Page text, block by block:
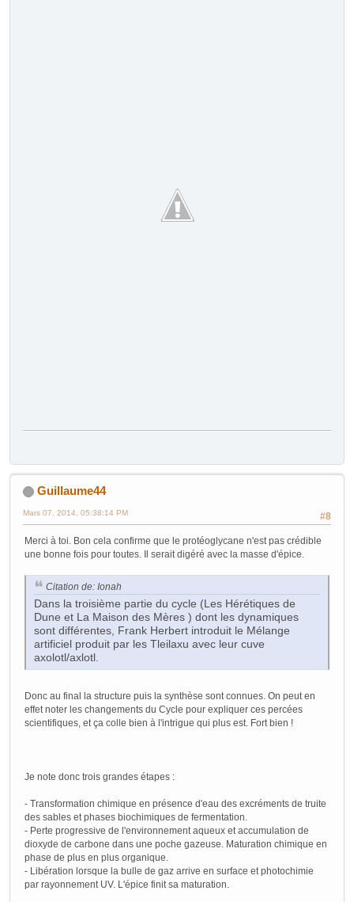
Guillaume44
#8
Mars 07, 2014, 05:38:14 PM
Merci à toi. Bon cela confirme que le protéoglycane n'est pas crédible
une bonne fois pour toutes. Il serait digéré avec la masse d'épice.
Citation de: Ionah
Dans la troisième partie du cycle (Les Hérétiques de
Dune et La Maison des Mères ) dont les dynamiques
sont différentes, Frank Herbert introduit le Mélange
artificiel produit par les Tleilaxu avec leur cuve
axolotl/axlotl.
Donc au final la structure puis la synthèse sont connues. On peut en
effet noter les changements du Cycle pour expliquer ces percées
scientifiques, et ça colle bien à l'intrigue qui plus est. Fort bien !
Je note donc trois grandes étapes :
- Transformation chimique en présence d'eau des excréments de truite
des sables et phases biochimiques de fermentation.
- Perte progressive de l'environnement aqueux et accumulation de
dioxyde de carbone dans une poche gazeuse. Maturation chimique en
phase de plus en plus organique.
- Libération lorsque la bulle de gaz arrive en surface et photochimie
par rayonnement UV. L'épice finit sa maturation.